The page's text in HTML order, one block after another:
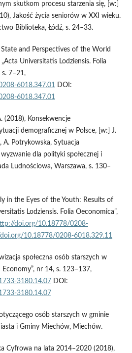
skutkom procesu starzenia się, [w:]
Jakość życia seniorów w XXI wieku.
Biblioteka, Łódź, s. 24–33.
and Perspectives of the World
Universitatis Lodziensis. Folia
s. 7–21,
6018.347.01 DOI:
6018.347.01
(2018), Konsekwencje
demograficznej w Polsce, [w:] J.
Potrykowska, Sytuacja
dla polityki społecznej i
Ludnościowa, Warszawa, s. 130–
in the Eyes of the Youth: Results of
Lodziensis. Folia Oeconomica”,
doi.org/10.18778/0208-
10.18778/0208-6018.329.11
społeczna osób starszych w
Economy”, nr 14, s. 123–137,
3180.14.07 DOI:
3180.14.07
osób starszych w gminie
i Gminy Miechów, Miechów.
Cyfrowa na lata 2014–2020 (2018),